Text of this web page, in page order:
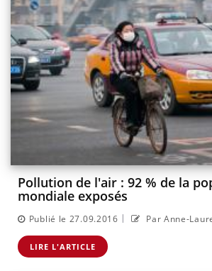
Pollution de l'air : 92 % de la
mondiale exposés
Publié le 27.09.2016 | Par Anne-
LIRE L'ARTICLE